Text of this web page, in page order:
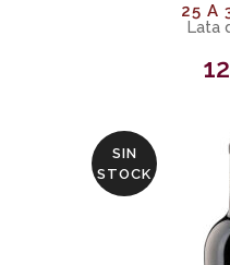
25 A
Lata
SIN
STOCK